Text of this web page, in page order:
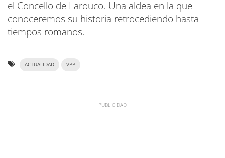
el Concello de Larouco. Una aldea en la que
conoceremos su historia retrocediendo hasta
tiempos romanos.
ACTUALIDAD VPP